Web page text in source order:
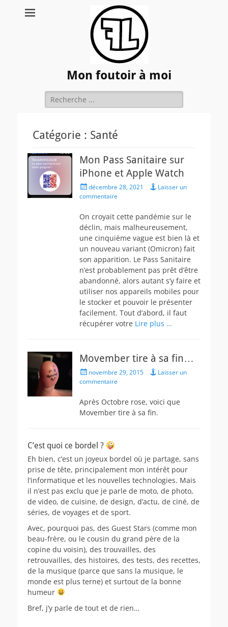
Mon foutoir à moi
Rechercher :
Catégorie : Santé
Mon Pass Sanitaire sur
iPhone et Apple Watch
Posted
on
décembre 28, 2021
Laisser un
commentaire
On croyait cette pandémie sur le
déclin, mais malheureusement,
une cinquième vague est bien là et
un nouveau variant (Omicron) fait
son apparition. Le Pass Sanitaire
n’est probablement pas prêt d’être
abandonné, alors autant s’y faire et
utiliser nos appareils mobiles pour
le stocker et pouvoir le présenter
facilement. Tout d’abord, il faut
récupérer votre Lire plus …
Movember tire à sa fin…
Posted
on
novembre 29, 2015
Laisser un
commentaire
Après Octobre rose, voici que
Movember tire à sa fin.
C’est quoi ce bordel ?
Eh bien, c’est un joyeux bordel où je partage, sans
prise de tête, principalement mon intérêt pour
l’informatique et les nouvelles technologies. Mais
il n’est pas exclu que je parle de moto, de photo,
de video, de cuisine, de design, d’actu, de ciné, de
séries, de voyages et de sport.
Avec, pourquoi pas, des Guest Stars (comme mon
beau-frère, ou le cousin du grand père de la
copine du voisin), des trouvailles, des
retrouvailles, des histoires, des tests, des recettes,
de la musique (parce que sans la musique, le
monde est plus terne) et surtout de la bonne
humeur
Bref, j’y parle de tout et de rien…